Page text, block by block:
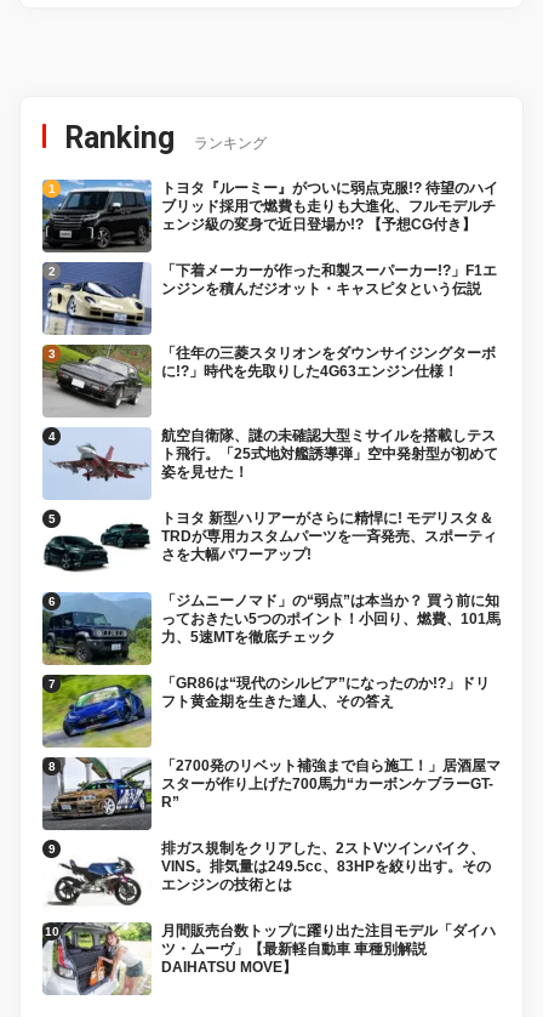
Ranking ランキング
トヨタ『ルーミー』がついに弱点克服!? 待望のハイ
ブリッド採用で燃費も走りも大進化、フルモデルチ
ェンジ級の変身で近日登場か!? 【予想CG付き】
「下着メーカーが作った和製スーパーカー!?」F1エ
ンジンを積んだジオット・キャスピタという伝説
「往年の三菱スタリオンをダウンサイジングターボ
に!?」時代を先取りした4G63エンジン仕様！
航空自衛隊、謎の未確認大型ミサイルを搭載しテス
ト飛行。「25式地対艦誘導弾」空中発射型が初めて
姿を見せた！
トヨタ 新型ハリアーがさらに精悍に! モデリスタ＆
TRDが専用カスタムパーツを一斉発売、スポーティ
さを大幅パワーアップ!
「ジムニーノマド」の“弱点”は本当か？ 買う前に知
っておきたい5つのポイント！小回り、燃費、101馬
力、5速MTを徹底チェック
「GR86は“現代のシルビア”になったのか!?」ドリ
フト黄金期を生きた達人、その答え
「2700発のリベット補強まで自ら施工！」居酒屋マ
スターが作り上げた700馬力“カーボンケブラーGT-
R”
排ガス規制をクリアした、2ストVツインバイク、
VINS。排気量は249.5cc、83HPを絞り出す。その
エンジンの技術とは
月間販売台数トップに躍り出た注目モデル「ダイハ
ツ・ムーヴ」【最新軽自動車 車種別解説
DAIHATSU MOVE】